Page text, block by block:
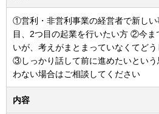
①営利・非営利事業の経営者で新し
目、2つ目の起業を行いたい方 ②今ま
いが、考えがまとまっていなくてど
③しっかり話して前に進めたいとい
わない場合はご相談してください
内容